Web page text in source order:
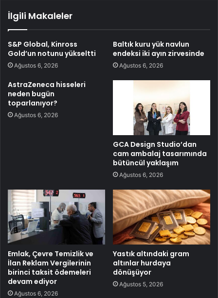
İlgili Makaleler
S&P Global, Kinross
Gold’un notunu yükseltti
Ağustos 6, 2026
Baltık kuru yük navlun
endeksi iki ayın zirvesinde
Ağustos 6, 2026
AstraZeneca hisseleri
neden bugün
toparlanıyor?
Ağustos 6, 2026
GCA Design Studio’dan
cam ambalaj tasarımında
bütüncül yaklaşım
Ağustos 6, 2026
Emlak, Çevre Temizlik ve
İlan Reklam Vergilerinin
birinci taksit ödemeleri
devam ediyor
Ağustos 6, 2026
Yastık altındaki gram
altınlar hurdaya
dönüşüyor
Ağustos 5, 2026